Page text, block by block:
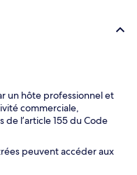
un hôte professionnel et
commerciale,
de l’article 155 du Code
peuvent accéder aux